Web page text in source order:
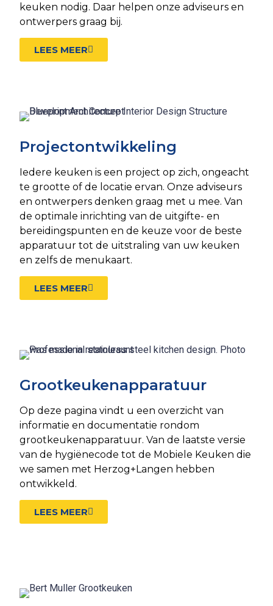
keuken nodig. Daar helpen onze adviseurs en
ontwerpers graag bij.
LEES MEER
Projectontwikkeling
Iedere keuken is een project op zich, ongeacht
te grootte of de locatie ervan. Onze adviseurs
en ontwerpers denken graag met u mee. Van
de optimale inrichting van de uitgifte- en
bereidingspunten en de keuze voor de beste
apparatuur tot de uitstraling van uw keuken
en zelfs de menukaart.
LEES MEER
Grootkeukenapparatuur
Op deze pagina vindt u een overzicht van
informatie en documentatie rondom
grootkeukenapparatuur. Van de laatste versie
van de hygiënecode tot de Mobiele Keuken die
we samen met Herzog+Langen hebben
ontwikkeld.
LEES MEER